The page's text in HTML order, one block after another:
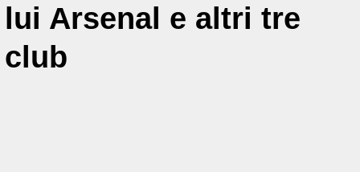
lui Arsenal e altri tre
club